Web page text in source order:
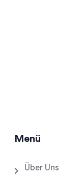
Menü
Über Uns